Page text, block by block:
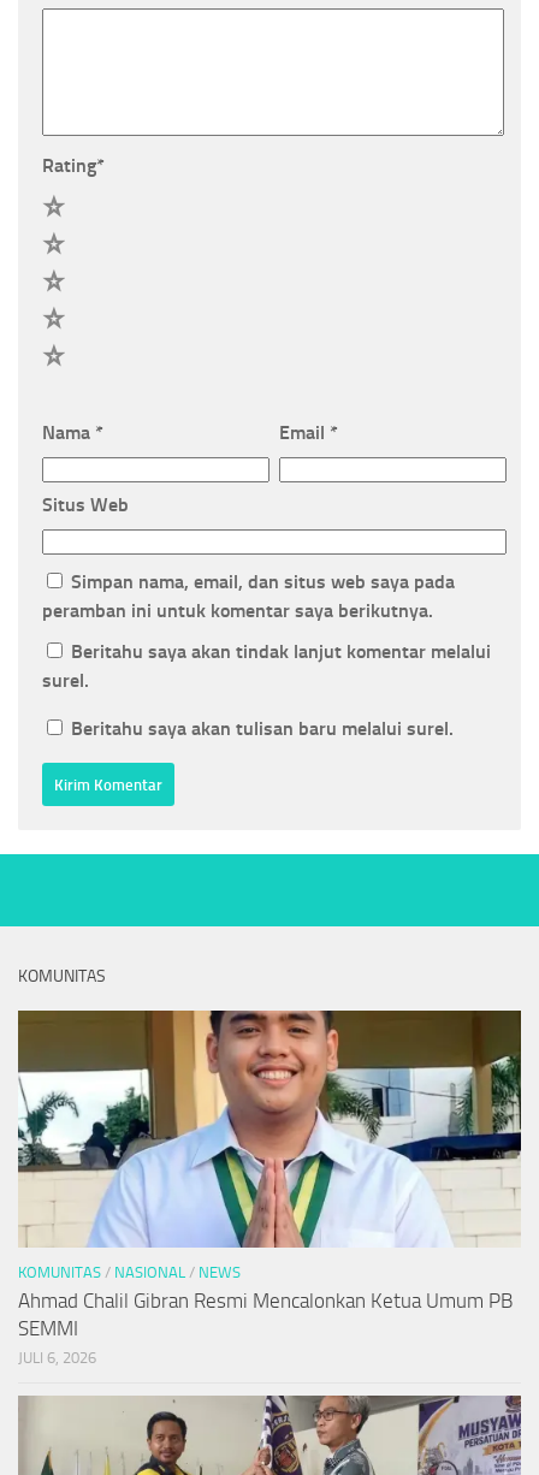
Rating*
Nama * Email *
Situs Web
Simpan nama, email, dan situs web saya pada
peramban ini untuk komentar saya berikutnya.
Beritahu saya akan tindak lanjut komentar melalui
surel.
Beritahu saya akan tulisan baru melalui surel.
KOMUNITAS
KOMUNITAS / NASIONAL / NEWS
Ahmad Chalil Gibran Resmi Mencalonkan Ketua Umum PB
SEMMI
JULI 6, 2026